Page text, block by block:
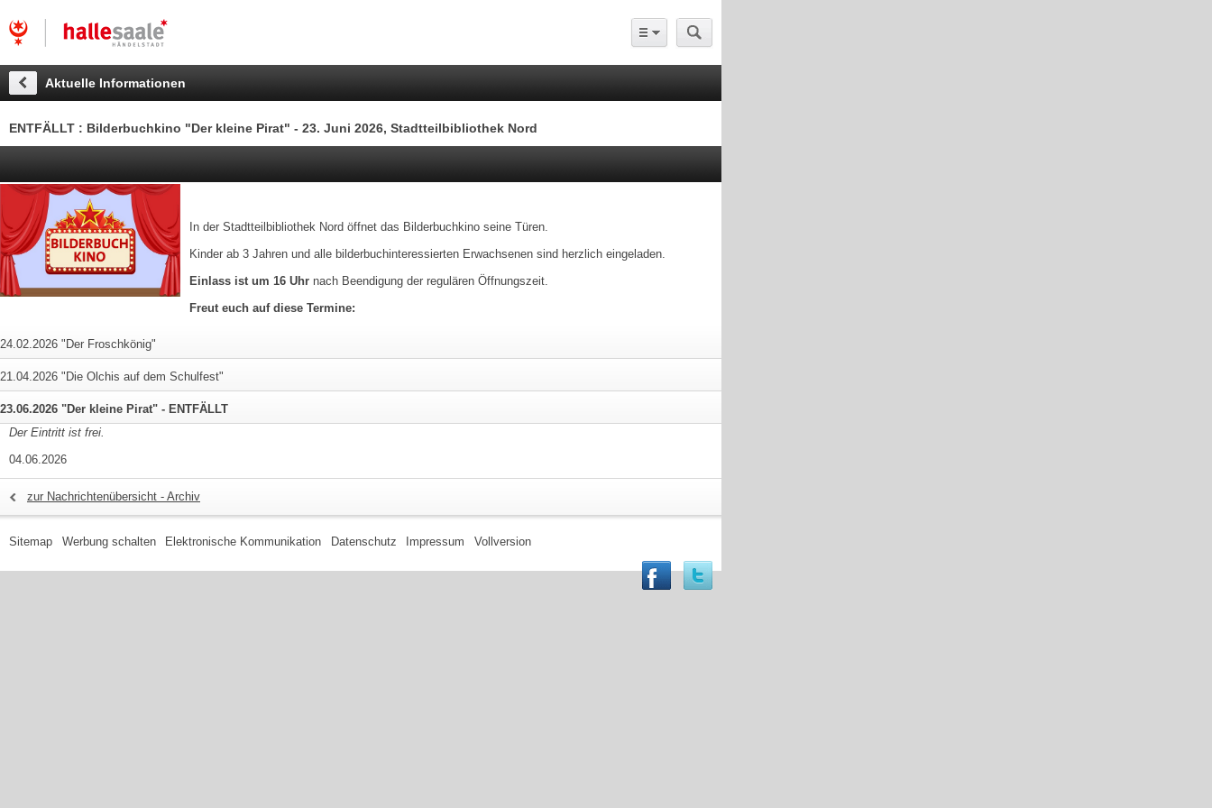
Aktuelle Informationen
ENTFÄLLT : Bilderbuchkino "Der kleine Pirat" - 23. Juni 2026, Stadtteilbibliothek Nord
In der Stadtteilbibliothek Nord öffnet das Bilderbuchkino seine Türen.
Kinder ab 3 Jahren und alle bilderbuchinteressierten Erwachsenen sind herzlich eingeladen.
Einlass ist um 16 Uhr nach Beendigung der regulären Öffnungszeit.
Freut euch auf diese Termine:
24.02.2026 "Der Froschkönig"
21.04.2026 "Die Olchis auf dem Schulfest"
23.06.2026 "Der kleine Pirat" - ENTFÄLLT
Der Eintritt ist frei.
04.06.2026
zur Nachrichtenübersicht - Archiv
Sitemap Werbung schalten Elektronische Kommunikation Datenschutz Impressum Vollversion